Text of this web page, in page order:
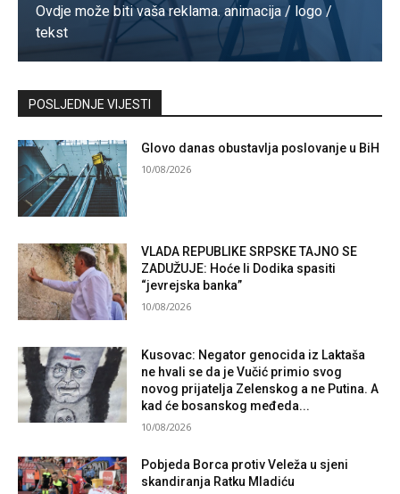
Ovdje može biti vaša reklama. animacija / logo /
tekst
Kontaktirajte nas
POSLJEDNJE VIJESTI
Glovo danas obustavlja poslovanje u BiH
10/08/2026
VLADA REPUBLIKE SRPSKE TAJNO SE
ZADUŽUJE: Hoće li Dodika spasiti
“jevrejska banka”
10/08/2026
Kusovac: Negator genocida iz Laktaša
ne hvali se da je Vučić primio svog
novog prijatelja Zelenskog a ne Putina. A
kad će bosanskog međeda...
10/08/2026
Pobjeda Borca protiv Veleža u sjeni
skandiranja Ratku Mladiću